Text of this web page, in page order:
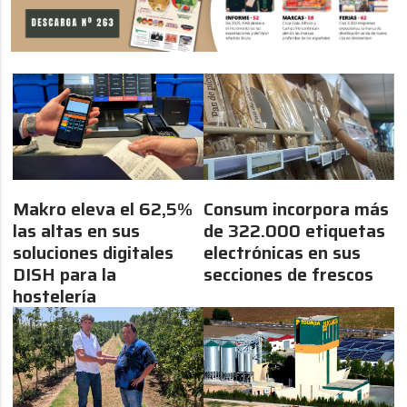
Makro eleva el 62,5%
las altas en sus
soluciones digitales
DISH para la
hostelería
Consum incorpora más
de 322.000 etiquetas
electrónicas en sus
secciones de frescos